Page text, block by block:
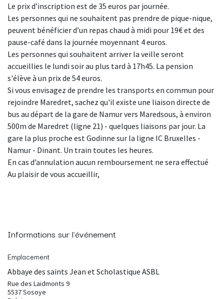
Le prix d’inscription est de 35 euros par journée.
Les personnes qui ne souhaitent pas prendre de pique-nique,
peuvent bénéficier d’un repas chaud à midi pour 19€ et des
pause-café dans la journée moyennant 4 euros.
Les personnes qui souhaitent arriver la veille seront
accueillies le lundi soir au plus tard à 17h45. La pension
s'élève à un prix de 54 euros.
Si vous envisagez de prendre les transports en commun pour
rejoindre Maredret, sachez qu'il existe une liaison directe de
bus au départ de la gare de Namur vers Maredsous, à environ
500m de Maredret (ligne 21) - quelques liaisons par jour. La
gare la plus proche est Godinne sur la ligne IC Bruxelles -
Namur - Dinant. Un train toutes les heures.
En cas d’annulation aucun remboursement ne sera effectué
Au plaisir de vous accueillir,
Informations sur l'événement
Emplacement
Abbaye des saints Jean et Scholastique ASBL
Rue des Laidmonts 9
5537 Sosoye